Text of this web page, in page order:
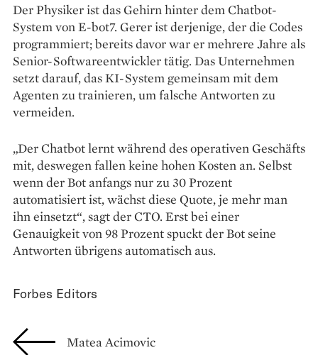
Der Physiker ist das Gehirn hinter dem Chatbot-
System von E-bot7. Gerer ist derjenige, der die Codes
programmiert; bereits davor war er mehrere Jahre als
Senior-Softwareentwickler tätig. Das Unternehmen
setzt darauf, das KI-System gemeinsam mit dem
Agenten zu trainieren, um falsche Antworten zu
vermeiden.
„Der Chatbot lernt während des operativen Geschäfts
mit, deswegen fallen keine hohen Kosten an. Selbst
wenn der Bot anfangs nur zu 30 Prozent
automatisiert ist, wächst diese Quote, je mehr man
ihn einsetzt“, sagt der CTO. Erst bei einer
Genauigkeit von 98 Prozent spuckt der Bot seine
Antworten übrigens automatisch aus.
Forbes Editors
Matea Acimovic